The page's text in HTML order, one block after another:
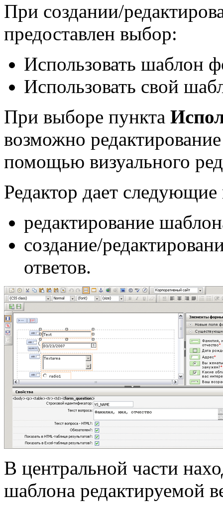
При создании/
предоставлен выбор:
Использовать шаблон
Использовать свой
При выборе пункта
возможно
помощью визуального
Редактор дает
редактирование
создание/
ответов.
В центральной части
шаблона редактируемой